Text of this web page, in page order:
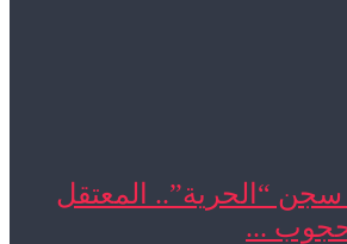
“الحرية”.. المعتقل
...